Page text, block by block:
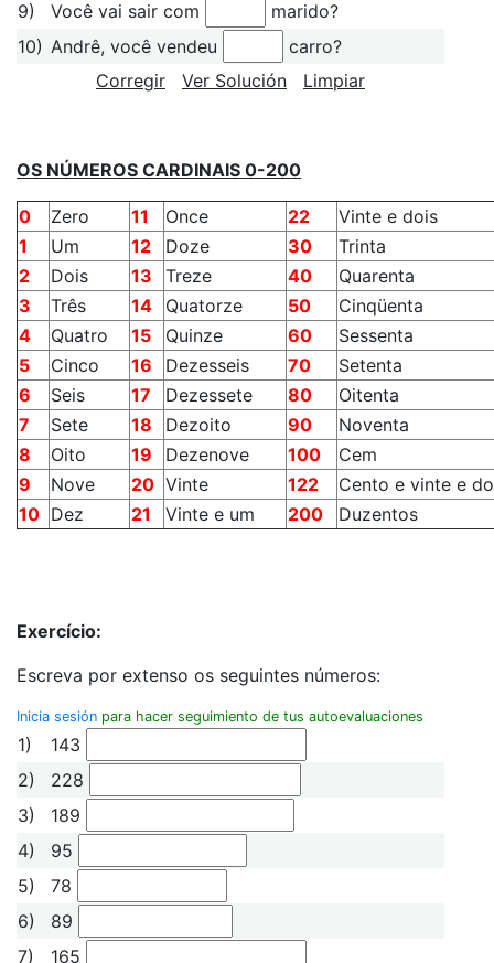
9)
Você vai sair com
marido?
10) Andrê, você vendeu
carro?
Corregir
Ver Solución Limpiar
OS NÚMEROS CARDINAIS 0-200
0 Zero 11 Once 22
Vinte e dois
1
Um 12 Doze 30
Trinta
2
Dois 13 Treze 40
Quarenta
3
Três 14 Quatorze 50
Cinqüenta
4
Quatro 15 Quinze 60
Sessenta
5
Cinco 16 Dezesseis 70
Setenta
6
Seis 17 Dezessete 80
Oitenta
7
Sete 18 Dezoito 90
Noventa
8
Oito 19 Dezenove 100
Cem
9
Nove 20 Vinte 122
Cento e vinte e
10 Dez 21 Vinte e um 200 Duzentos
Exercício:
Escreva por extenso os seguintes números:
Inicia sesión para hacer seguimiento de tus autoevaluaciones
1)
143
2)
228
3)
189
4)
95
5)
78
6)
89
7)
165